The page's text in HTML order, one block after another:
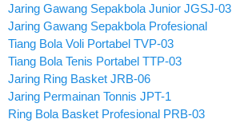
Jaring Gawang Sepakbola Junior JGSJ-03
Jaring Gawang Sepakbola Profesional
Tiang Bola Voli Portabel TVP-03
Tiang Bola Tenis Portabel TTP-03
Jaring Ring Basket JRB-06
Jaring Permainan Tonnis JPT-1
Ring Bola Basket Profesional PRB-03